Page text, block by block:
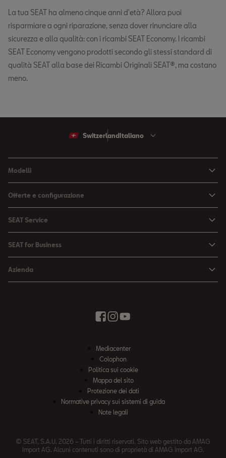
La tua SEAT ha almeno cinque anni d'età? Allora puoi
risparmiare a ogni riparazione, senza dover rinunciare alla
sicurezza e alla qualità: con i ricambi SEAT Economy. I ricambi
SEAT Economy vengono prodotti secondo gli stessi standard di
qualità SEAT alla base dei Ricambi Originali SEAT®, ma costano
meno.
Switzerland Italiano
Modelli
Ibiza
Leon Sportstourer
Leon
Ateca
Offerte e configurazione
Offerte
Cataloghi e listini prezzi
SEAT Occasioni Plus
Negozio di accessori
SEAT Service
SEAT Service
Accessori
SEAT for Business
Soluzioni di settore
Azienda
Dichiarazione contro la schiavitù moderna
Colophon
Mediacenter
Colophon
Politica sui cookie
Mappa del sito
Protezione dei dati
Normative privacy sui sistemi di guida
Note legali
© SEAT, S.A.U. 2026 – Tutti i diritti riservati. Sito web gestito da AMAG
Import AG. Alcuni contenuti sono di proprietà di AMAG Import AG.